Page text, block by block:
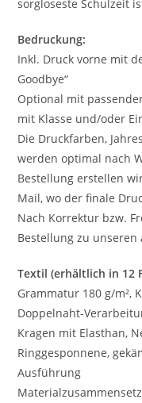
sorgloseste Schulzeit
Bedruckung:
Inkl. Druck vorne mit
Goodbye“
Optional mit
mit Klasse und/oder
Die Druckfarben,
werden optimal nach
Bestellung erstellen
Mail, wo der finale
Nach Korrektur bzw.
Bestellung zu
Textil (erhältlich in 12
Grammatur 180 g/m²,
Doppelnaht-
Kragen mit Elasthan,
Ringgesponnene,
Ausführung